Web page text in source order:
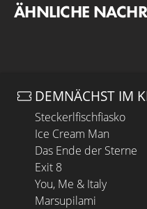
ÄHNLICHE
DEMNÄCHST IM
Steckerlfischfiasko
Ice Cream Man
Das Ende der Sterne
Exit 8
You, Me & Italy
Marsupilami